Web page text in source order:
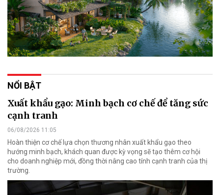
NỔI BẬT
Xuất khẩu gạo: Minh bạch cơ chế để tăng sức
cạnh tranh
06/08/2026 11:05
Hoàn thiện cơ chế lựa chọn thương nhân xuất khẩu gạo theo
hướng minh bạch, khách quan được kỳ vọng sẽ tạo thêm cơ hội
cho doanh nghiệp mới, đồng thời nâng cao tính cạnh tranh của thị
trường.